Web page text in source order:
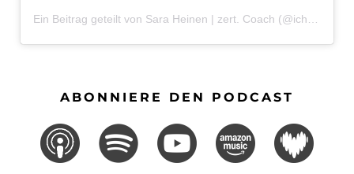
Ein Beitrag geteilt von Sara Heinen | zert. Coach (@ichbinsaraheinen)
ABONNIERE DEN PODCAST